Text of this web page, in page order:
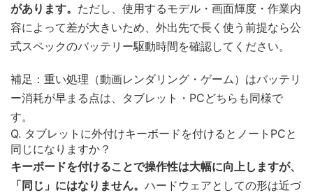
があります。 ただし、使用するモデル・画面輝度・作業内
容によって差が大きいため、外出先で長く使う前提なら公
式スペックのバッテリー駆動時間を確認してください。
補足：重い処理（動画レンダリング・ゲーム）はバッテリ
ー消耗が早まる点は、タブレット・PCどちらも同様で
す。
Q. タブレットに外付けキーボードを付けるとノートPCと
同じになりますか？
キーボードを付けることで操作性は大幅に向上しますが、
「同じ」にはなりません。 ハードウェアとしての形は近づ